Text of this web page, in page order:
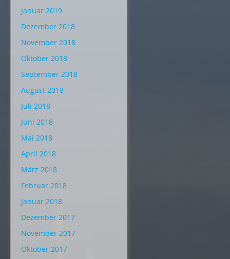
Januar 2019
Dezember 2018
November 2018
Oktober 2018
September 2018
August 2018
Juli 2018
Juni 2018
Mai 2018
April 2018
März 2018
Februar 2018
Januar 2018
Dezember 2017
November 2017
Oktober 2017